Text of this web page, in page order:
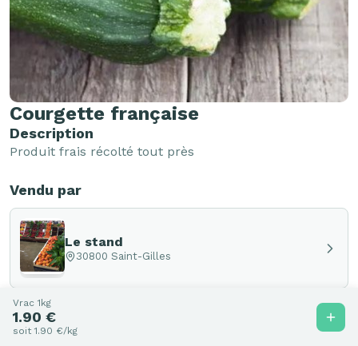
Courgette française
Description
Produit frais récolté tout près
Vendu par
Le stand
30800 Saint-Gilles
Vrac 1kg
1.90 €
soit 1.90 €/kg